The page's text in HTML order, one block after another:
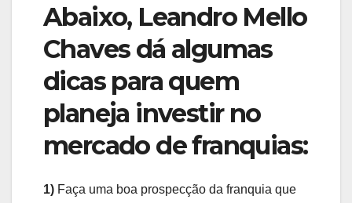
Abaixo, Leandro Mello
Chaves dá algumas
dicas para quem
planeja investir no
mercado de franquias:
1) Faça uma boa prospecção da franquia que